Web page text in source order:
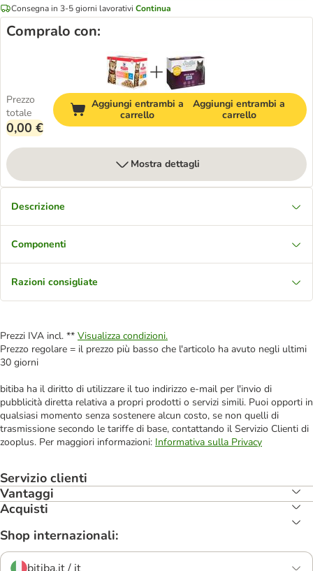
Consegna in 3-5 giorni lavorativi Continua
Compralo con:
Prezzo
totale
0,00 €
Aggiungi entrambi a
carrello
Aggiungi entrambi a
carrello
Mostra dettagli
Descrizione
Componenti
Razioni consigliate
Prezzi IVA incl. ** Visualizza condizioni.
Prezzo regolare = il prezzo più basso che l'articolo ha avuto negli ultimi
30 giorni
bitiba ha il diritto di utilizzare il tuo indirizzo e-mail per l'invio di
pubblicità diretta relativa a propri prodotti o servizi simili. Puoi opporti in
qualsiasi momento senza sostenere alcun costo, se non quelli di
trasmissione secondo le tariffe di base, contattando il Servizio Clienti di
zooplus. Per maggiori informazioni: Informativa sulla Privacy
Servizio clienti
Vantaggi
Acquisti
Shop internazionali: